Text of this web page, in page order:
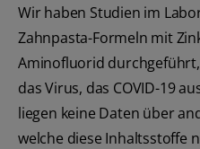
Wir haben Studien im
Zahnpasta-Formeln mit
Aminofluorid
das Virus, das COVID-19
liegen keine Daten über
welche diese Inhaltsstoffe